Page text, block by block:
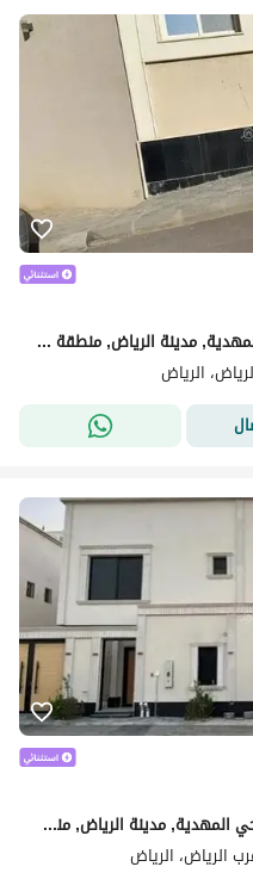
فيلا للبيع في شارع ابن الشيرازي, حي المهدية, مدينة الرياض, منطقة الرياض
الرياض
فيلا للبيع في شارع بدرالدين المرجاني, حي المهدية, مدينة الرياض, منطقة الرياض
الرياض، الرياض